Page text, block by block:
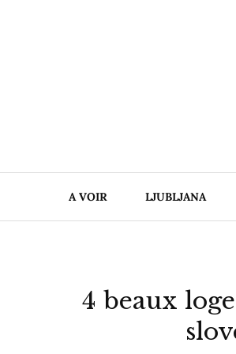
A VOIR LJUBLJANA
4 beaux